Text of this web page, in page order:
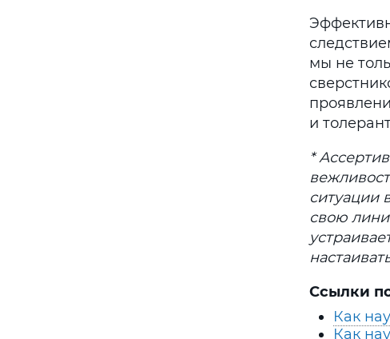
мы не
и
*
ситуации
свою
Ссылки
Как
Как